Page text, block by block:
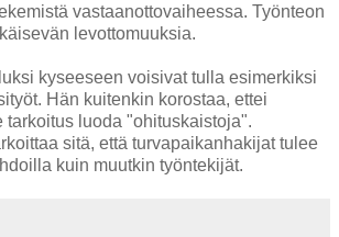
vastaanottovaiheessa. Työnteon
levottomuuksia.
kyseeseen voisivat tulla esimerkiksi
Hän kuitenkin korostaa, ettei
tarkoitus luoda "ohituskaistoja".
sitä, että turvapaikanhakijat tulee
kuin muutkin työntekijät.